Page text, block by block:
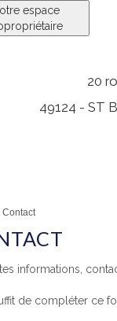
espace
20
49124 - ST
Contact
informations,
de compléter ce